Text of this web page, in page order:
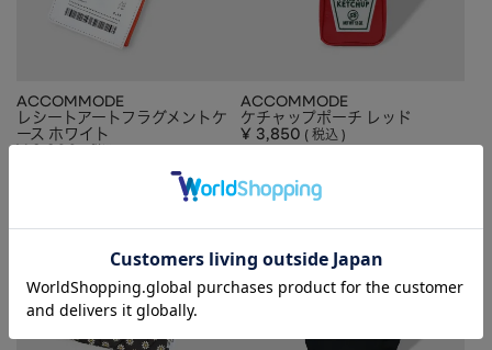
ACCOMMODE
レシートアートフラグメントケ
ース ホワイト
ACCOMMODE
ケチャップポーチ レッド
¥ 3,850 税込